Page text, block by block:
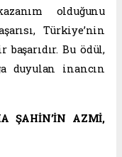
olduğunu
Türkiye’nin
Bu ödül,
duyulan inancın
ŞAHİN’İN AZMİ,